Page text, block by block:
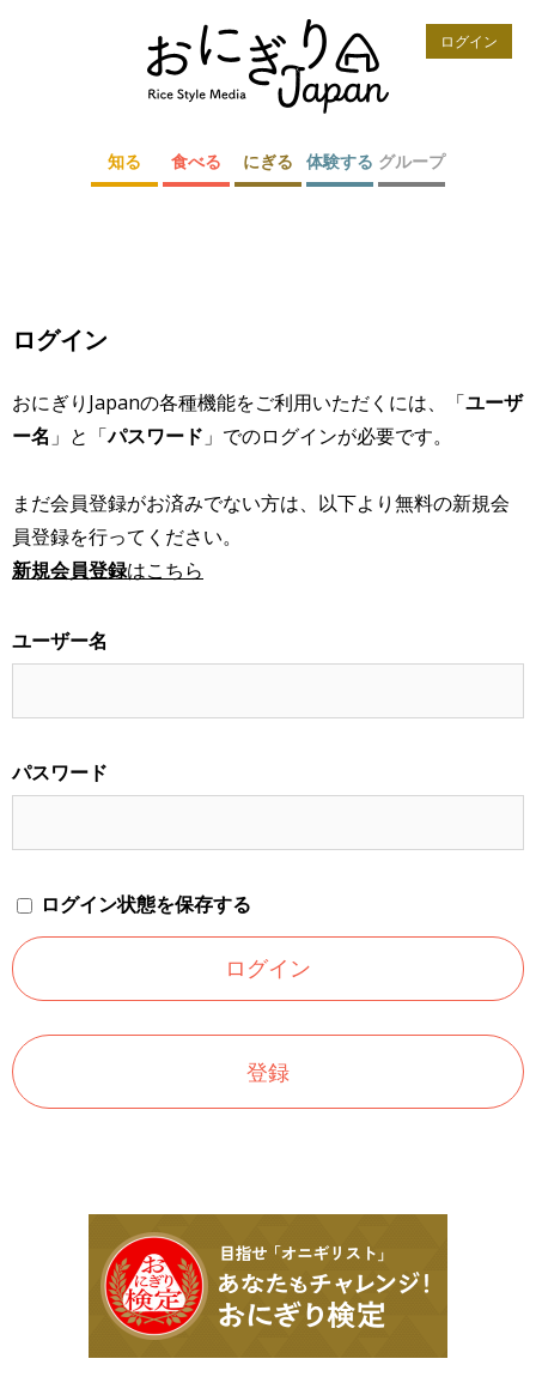
ログイン
知る 食べる にぎる 体験する グループ
ログイン
おにぎりJapanの各種機能をご利用いただくには、「ユーザ
ー名 」と「パスワード 」でのログインが必要です。
まだ会員登録がお済みでない方は、以下より無料の新規会
員登録を行ってください。
新規会員登録はこちら
ユーザー名
パスワード
ログイン状態を保存する
登録